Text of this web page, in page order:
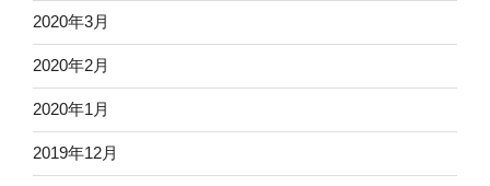
2020年3月
2020年2月
2020年1月
2019年12月